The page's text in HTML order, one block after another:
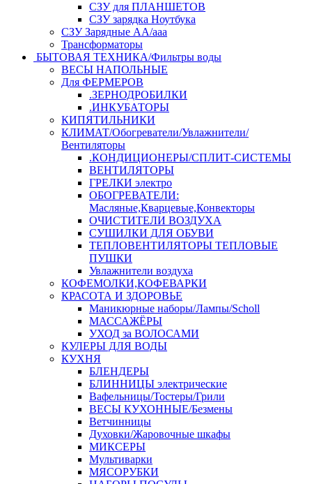
СЗУ для ПЛАНШЕТОВ
СЗУ зарядка Ноутбука
СЗУ Зарядные АА/ааа
Трансформаторы
БЫТОВАЯ ТЕХНИКА/Фильтры воды
ВЕСЫ НАПОЛЬНЫЕ
Для ФЕРМЕРОВ
.ЗЕРНОДРОБИЛКИ
.ИНКУБАТОРЫ
КИПЯТИЛЬНИКИ
КЛИМАТ/Обогреватели/Увлажнители/
Вентиляторы
.КОНДИЦИОНЕРЫ/СПЛИТ-СИСТЕМЫ
ВЕНТИЛЯТОРЫ
ГРЕЛКИ электро
ОБОГРЕВАТЕЛИ:
Масляные,Кварцевые,Конвекторы
ОЧИСТИТЕЛИ ВОЗДУХА
СУШИЛКИ ДЛЯ ОБУВИ
ТЕПЛОВЕНТИЛЯТОРЫ ТЕПЛОВЫЕ
ПУШКИ
Увлажнители воздуха
КОФЕМОЛКИ,КОФЕВАРКИ
КРАСОТА И ЗДОРОВЬЕ
Маникюрные наборы/Лампы/Scholl
МАССАЖЁРЫ
УХОД за ВОЛОСАМИ
КУЛЕРЫ ДЛЯ ВОДЫ
КУХНЯ
БЛЕНДЕРЫ
БЛИННИЦЫ электрические
Вафельницы/Тостеры/Грили
ВЕСЫ КУХОННЫЕ/Безмены
Ветчинницы
Духовки/Жаровочные шкафы
МИКСЕРЫ
Мультиварки
МЯСОРУБКИ